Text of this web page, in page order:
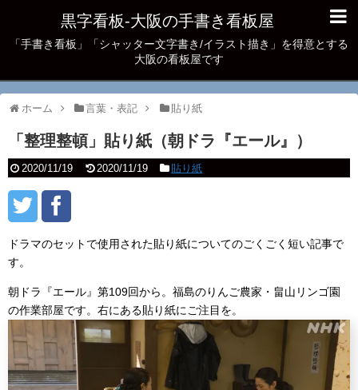
黒字看板‐大阪の手書き看板屋
「手書き看板」「シャッター文字書き/イラスト描き」を得意とする
大阪の看板屋です
ホーム 言葉・表記 貼り紙
「整理整頓」貼り紙（朝ドラ『エール』）
2020/11/19 2020/11/19 貼り紙
ドラマのセットで使用された貼り紙についてのごくごく短い記事で
す。
朝ドラ『エール』第109回から。福島のりんご農家・畠山リンゴ園
の作業部屋です。右にある貼り紙にご注目を。